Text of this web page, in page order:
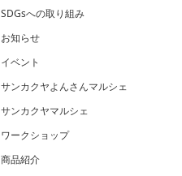
SDGsへの取り組み
お知らせ
イベント
サンカクヤよんさんマルシェ
サンカクヤマルシェ
ワークショップ
商品紹介